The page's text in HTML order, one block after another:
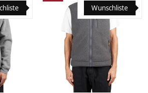
Medium X-Large
Wunschliste